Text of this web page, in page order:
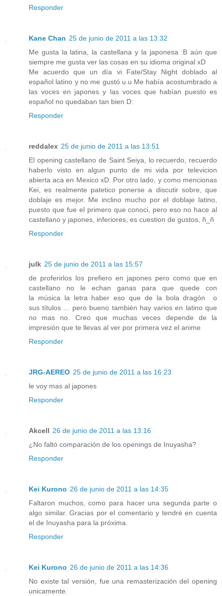
Responder
Kane Chan 25 de junio de 2011 a las 13:32
Me gusta la latina, la castellana y la japonesa :B aún que
siempre me gusta ver las cosas en su idioma original xD
Me acuerdo que un día vi Fate/Stay Night doblado al
español latino y no me gustó u.u Me había acostumbrado a
las voces en japones y las voces que habían puesto es
español no quedaban tan bien D:
Responder
reddalex 25 de junio de 2011 a las 13:51
El opening castellano de Saint Seiya, lo recuerdo, recuerdo
haberlo visto en algun punto de mi vida por televicion
abierta aca en Mexico xD. Por otro lado, y como mencionas
Kei, es realmente patetico ponerse a discutir sobre, que
doblaje es mejor. Me inclino mucho por el doblaje latino,
puesto que fue el primero que conoci, pero eso no hace al
castellano y japones, inferiores, es cuestion de gustos, ñ_ñ
Responder
julk 25 de junio de 2011 a las 15:57
de proferirlos los prefiero en japones pero como que en
castellano no le echan ganas para que quede con
la música la letra haber eso que de la bola dragón o
sus títulos ... pero bueno también hay varios en latino que
no mas no. Creo que muchas veces depende de la
impresión que te llevas al ver por primera vez el anime
Responder
JRG-AEREO 25 de junio de 2011 a las 16:23
le voy mas al japones
Responder
Akcell 26 de junio de 2011 a las 13:16
¿No faltó comparación de los openings de Inuyasha?
Responder
Kei Kurono 26 de junio de 2011 a las 14:35
Faltaron muchos, como para hacer una segunda parte o
algo similar. Gracias por el comentario y tendré en cuenta
el de Inuyasha para la próxima.
Responder
Kei Kurono 26 de junio de 2011 a las 14:36
No existe tal versión, fue una remasterización del opening
unicamente.